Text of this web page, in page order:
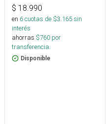
$ 18.990
en 6cuotas de $3.165sin
interés
ahorras $760 por
transferencia.
Disponible